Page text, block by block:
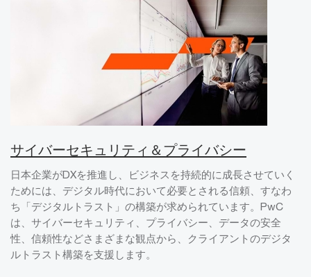
サイバーセキュリティ＆プライバシー
日本企業がDXを推進し、ビジネスを持続的に成長させていく
ためには、デジタル時代において必要とされる信頼、すなわ
ち「デジタルトラスト」の構築が求められています。PwC
は、サイバーセキュリティ、プライバシー、データの安全
性、信頼性などさまざまな観点から、クライアントのデジタ
ルトラスト構築を支援します。